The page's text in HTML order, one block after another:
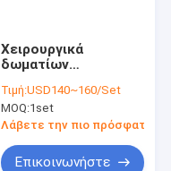
Χειρουργικά
δωματίων
ηλεκτρικά
ασβεστοκονιάματος
εργαλεία δύναμης
ορθοπεδικά
Τιμή:USD140~160/Set
MOQ:1set
Λάβετε την πιο πρόσφατη
Επικοινωνήστε